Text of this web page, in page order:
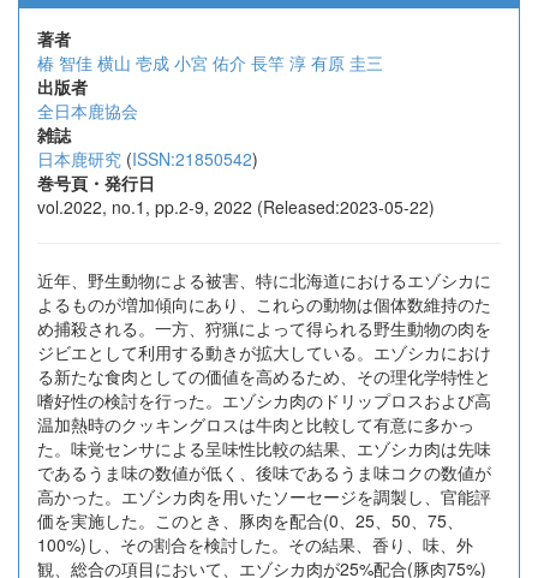
著者
椿 智佳 横山 壱成 小宮 佑介 長竿 淳 有原 圭三
出版者
全日本鹿協会
雑誌
日本鹿研究 (ISSN:21850542)
巻号頁・発行日
vol.2022, no.1, pp.2-9, 2022 (Released:2023-05-22)
近年、野生動物による被害、特に北海道におけるエゾシカに
よるものが増加傾向にあり、これらの動物は個体数維持のた
め捕殺される。一方、狩猟によって得られる野生動物の肉を
ジビエとして利用する動きが拡大している。エゾシカにおけ
る新たな食肉としての価値を高めるため、その理化学特性と
嗜好性の検討を行った。エゾシカ肉のドリップロスおよび高
温加熱時のクッキングロスは牛肉と比較して有意に多かっ
た。味覚センサによる呈味性比較の結果、エゾシカ肉は先味
であるうま味の数値が低く、後味であるうま味コクの数値が
高かった。エゾシカ肉を用いたソーセージを調製し、官能評
価を実施した。このとき、豚肉を配合(0、25、50、75、
100%)し、その割合を検討した。その結果、香り、味、外
観、総合の項目において、エゾシカ肉が25%配合(豚肉75%)